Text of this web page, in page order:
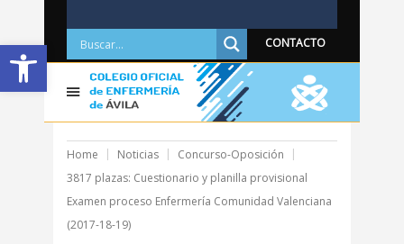
Abrir barra de herramientas CONTACTO
Home Noticias
Concurso-Oposición
3817 plazas: Cuestionario y planilla provisional
Examen proceso Enfermería Comunidad Valenciana
(2017-18-19)